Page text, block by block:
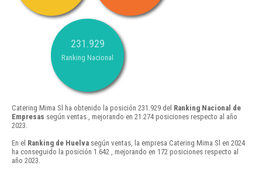
231.929
Ranking Nacional
Catering Mima Sl ha obtenido la posición 231.929 del Ranking Nacional de
Empresas según ventas , mejorando en 21.274 posiciones respecto al año
2023.
En el Ranking de Huelva según ventas, la empresa Catering Mima Sl en 2024
ha conseguido la posición 1.642 , mejorando en 172 posiciones respecto al
año 2023.